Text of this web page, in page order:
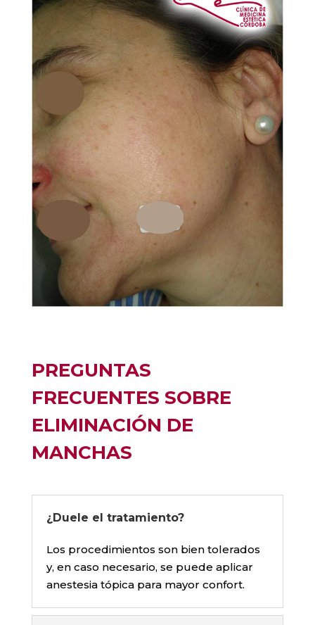
PREGUNTAS
FRECUENTES SOBRE
ELIMINACIÓN DE
MANCHAS
¿Duele el tratamiento?
Los procedimientos son bien tolerados
y, en caso necesario, se puede aplicar
anestesia tópica para mayor confort.